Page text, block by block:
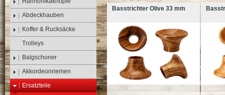
Abdeckhauben
Koffer & Rucksäcke
Trolleys
Balgschoner
Akkordeonriemen
Ersatzteile
Basstrichter Olive 33 mm